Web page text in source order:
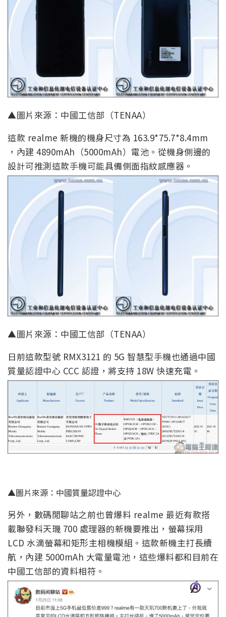
▲圖片來源：中國工信部（TENAA）
這款 realme 新機的機身尺寸為 163.9*75.7*8.4mm
，內建 4890mAh（5000mAh）電池。從機身側邊的
設計可推測這款手機可能具備側面指紋感應器。
▲圖片來源：中國工信部（TENAA）
日前這款型號 RMX3121 的 5G 智慧型手機也通過中國
質量認證中心 CCC 認證，將支持 18W 快速充電。
▲圖片來源：中國質量認證中心
另外，數碼閒聊站之前也曾爆料 realme 最近有款搭
載聯發科天璣 700 處理器的新機要推出，螢幕採用
LCD 水滴螢幕和矩形主相機模組。這款新機主打長續
航，內建 5000mAh 大電量電池，這些爆料都和目前在
中國工信部的資料相符。